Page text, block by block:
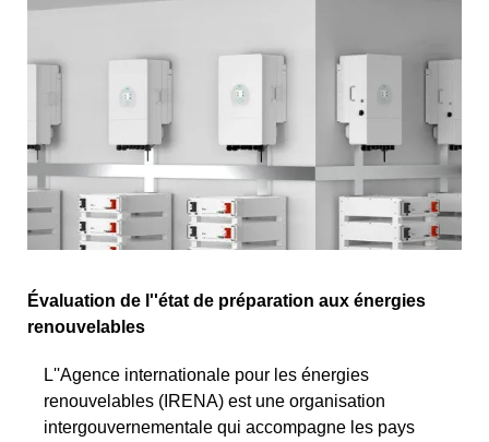
Évaluation de l''état de préparation aux énergies
renouvelables
L''Agence internationale pour les énergies
renouvelables (IRENA) est une organisation
intergouvernementale qui accompagne les pays